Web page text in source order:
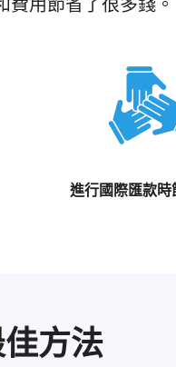
進行國際匯款時
方法